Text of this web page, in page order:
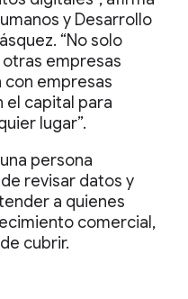
y Desarrollo
“No solo
empresas
con empresas
el capital para
lugar”.
persona
revisar datos y
a quienes
comercial,
cubrir.